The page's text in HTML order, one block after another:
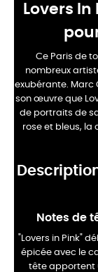
Lovers
Ce Paris de
nombreux
exubérante. Marc
son œuvre que
de portraits de
rose et bleus, la
Notes de
"Lovers in Pink"
épicée avec le
tête apportent